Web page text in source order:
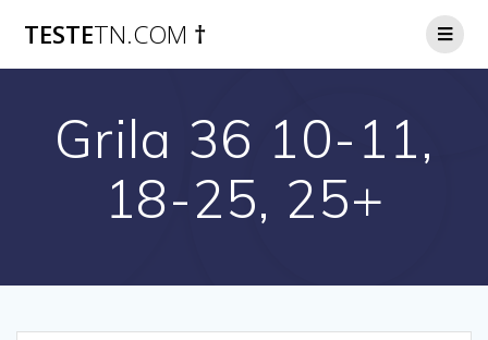
TESTETN.COM †
Grila 36 10-11,
18-25, 25+